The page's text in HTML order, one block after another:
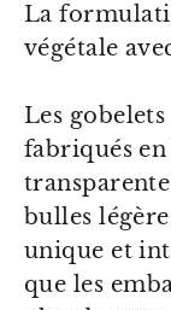
La
végétale
Les
fabriqués
bulles
unique et
que les